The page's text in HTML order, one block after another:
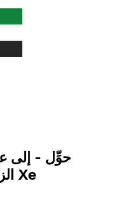
الزلوتي البولندي | إكس إي Xe